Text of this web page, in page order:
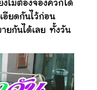
ไม่ต้องจองคิวก็ได้
อียดกันไว้ก่อน
ยกันได้เลย ทั้งวัน